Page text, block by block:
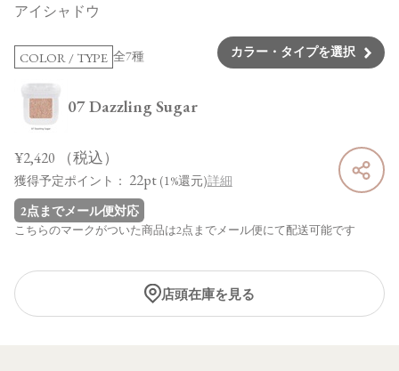
アイシャドウ
COLOR / TYPE 全7種 カラー・タイプを選択
07 Dazzling Sugar
¥2,420 （税込）
獲得予定ポイント： 22pt (1%還元)詳細
2点までメール便対応
こちらのマークがついた商品は2点までメール便にて配送可能です
店頭在庫を見る